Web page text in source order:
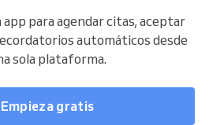
app para agendar citas, aceptar
automáticos desde
sola plataforma.
Empieza gratis